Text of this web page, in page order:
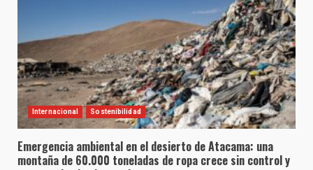
Internacional Sostenibilidad
Emergencia ambiental en el desierto de Atacama: una
montaña de 60.000 toneladas de ropa crece sin control y